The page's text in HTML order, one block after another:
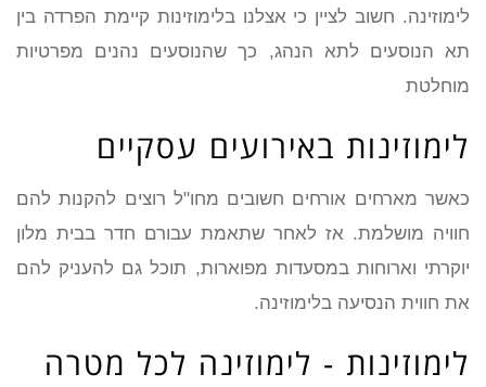
לימוזינה. חשוב לציין כי אצלנו בלימוזינות קיימת הפרדה בין
תא הנוסעים לתא הנהג, כך שהנוסעים נהנים מפרטיות
מוחלטת
לימוזינות באירועים עסקיים
כאשר מארחים אורחים חשובים מחו"ל רוצים להקנות להם
חוויה מושלמת. אז לאחר שתאמת עבורם חדר בבית מלון
יוקרתי וארוחות במסעדות מפוארות, תוכל גם להעניק להם
את חווית הנסיעה בלימוזינה.
לימוזינות - לימוזינה לכל מטרה